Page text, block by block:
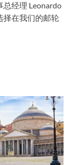
经理 Leonardo
择在我们的邮轮